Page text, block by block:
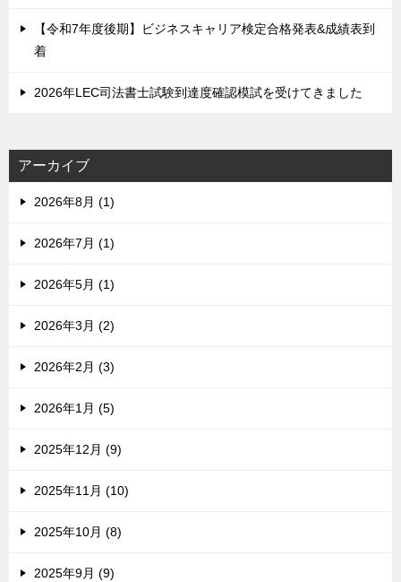
【令和7年度後期】ビジネスキャリア検定合格発表&成績表到
着
2026年LEC司法書士試験到達度確認模試を受けてきました
アーカイブ
2026年8月 (1)
2026年7月 (1)
2026年5月 (1)
2026年3月 (2)
2026年2月 (3)
2026年1月 (5)
2025年12月 (9)
2025年11月 (10)
2025年10月 (8)
2025年9月 (9)